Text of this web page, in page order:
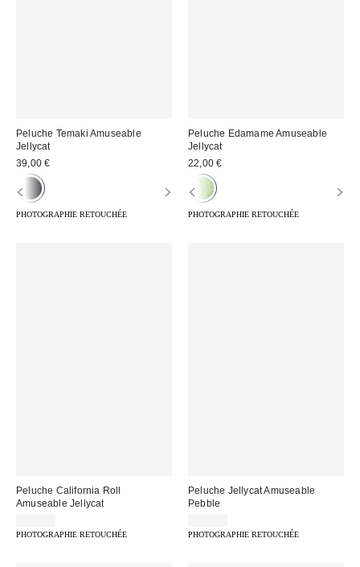
Peluche Temaki Amuseable
Jellycat
39,00 €
PHOTOGRAPHIE RETOUCHÉE
Peluche Edamame Amuseable
Jellycat
22,00 €
PHOTOGRAPHIE RETOUCHÉE
Peluche California Roll
Amuseable Jellycat
PHOTOGRAPHIE RETOUCHÉE
Peluche Jellycat Amuseable
Pebble
PHOTOGRAPHIE RETOUCHÉE